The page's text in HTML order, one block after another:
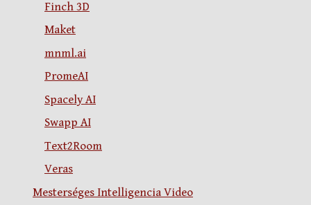
Finch 3D
Maket
mnml.ai
PromeAI
Spacely AI
Swapp AI
Text2Room
Veras
Mesterséges Intelligencia Video